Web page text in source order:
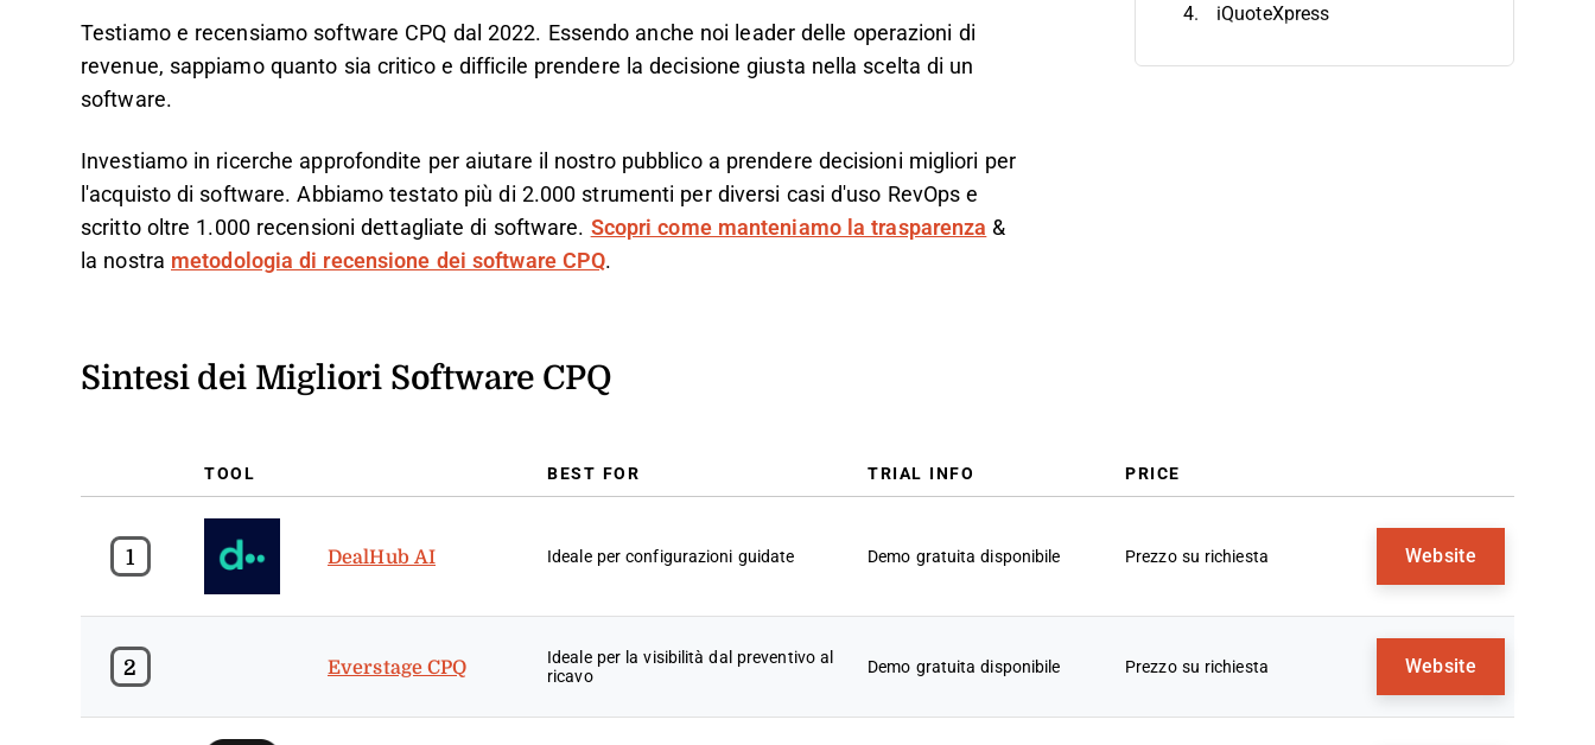
Testiamo e recensiamo software CPQ dal 2022. Essendo anche noi leader delle operazioni di
revenue, sappiamo quanto sia critico e difficile prendere la decisione giusta nella scelta di un
software.
Investiamo in ricerche approfondite per aiutare il nostro pubblico a prendere decisioni migliori per
l'acquisto di software. Abbiamo testato più di 2.000 strumenti per diversi casi d'uso RevOps e
scritto oltre 1.000 recensioni dettagliate di software. Scopri come manteniamo la trasparenza &
la nostra metodologia di recensione dei software CPQ.
Sintesi dei Migliori Software CPQ
TOOL BEST FOR TRIAL INFO PRICE
1 DealHub AI Ideale per configurazioni guidate Demo gratuita disponibile Prezzo su richiesta Website
2 Everstage CPQ
Ideale per la visibilità dal preventivo al
ricavo
Demo gratuita disponibile Prezzo su richiesta Website
iQuoteXpress
Proposify